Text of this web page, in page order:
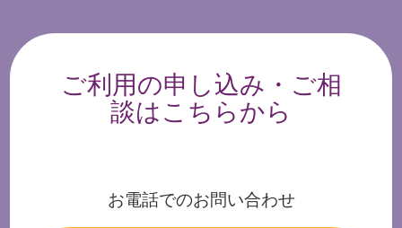
ご利用の申し込み・ご相
談はこちらから
お電話でのお問い合わせ